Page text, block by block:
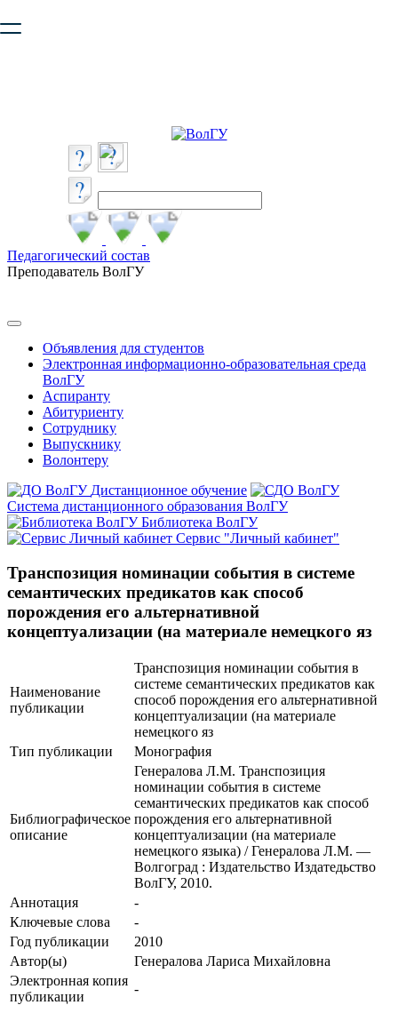
безопасную работу с сайтом. Пожалуйста
Педагогический состав
Преподаватель ВолГУ
Объявления для студентов
Электронная информационно-образовательная среда
ВолГУ
Аспиранту
Абитуриенту
Сотруднику
Выпускнику
Волонтеру
Дистанционное обучение
Система дистанционного образования ВолГУ
Библиотека ВолГУ
Сервис "Личный кабинет"
Транспозиция номинации события в системе
семантических предикатов как способ
порождения его альтернативной
концептуализации (на материале немецкого яз
Наименование
публикации
Транспозиция номинации события в
системе семантических предикатов как
способ порождения его альтернативной
концептуализации (на материале
немецкого яз
Тип публикации
Монография
Библиографическое
описание
Генералова Л.М. Транспозиция
номинации события в системе
семантических предикатов как способ
порождения его альтернативной
концептуализации (на материале
немецкого языка) / Генералова Л.М. —
Волгоград : Издательство Издатедьство
ВолГУ, 2010.
Аннотация
-
Ключевые cлова
-
Год публикации
2010
Автор(ы)
Генералова Лариса Михайловна
Электронная копия
публикации
-